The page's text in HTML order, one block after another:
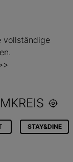
vollständige
STAY&DINE